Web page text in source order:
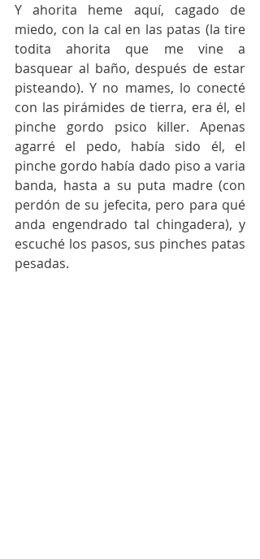
Y ahorita heme aquí, cagado de
miedo, con la cal en las patas (la tire
todita ahorita que me vine a
basquear al baño, después de estar
pisteando). Y no mames, lo conecté
con las pirámides de tierra, era él, el
pinche gordo psico killer. Apenas
agarré el pedo, había sido él, el
pinche gordo había dado piso a varia
banda, hasta a su puta madre (con
perdón de su jefecita, pero para qué
anda engendrado tal chingadera), y
escuché los pasos, sus pinches patas
pesadas.